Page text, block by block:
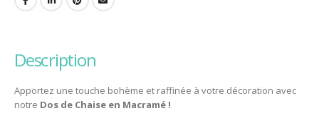
description
Apportez une touche bohème et raffinée à votre décoration avec
notre Dos de Chaise en Macramé !